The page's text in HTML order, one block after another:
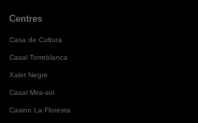
Centres
Casa de Cultura
Casal Torreblanca
Xalet Negre
Casal Mira-sol
Casino La Floresta